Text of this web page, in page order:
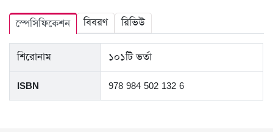
স্পেসিফিকেশন বিবরণ রিভিউ
শিরোনাম ১০১টি ভর্তা
ISBN 978 984 502 132 6